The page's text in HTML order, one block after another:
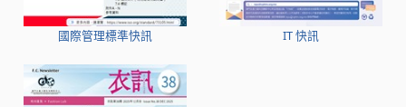
國際管理標準快訊 IT 快訊